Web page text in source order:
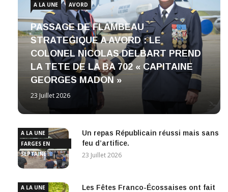
A LA UNE AVORD
PASSAGE DE FLAMBEAU
STRATEGIQUE A AVORD : LE
COLONEL NICOLAS DELBART PREND
LA TETE DE LA BA 702 « CAPITAINE
GEORGES MADON »
23 Juillet 2026
A LA UNE
FARGES EN
SEPTAINE
Un repas Républicain réussi mais sans
feu d’artifice.
23 Juillet 2026
A LA UNE
Les Fêtes Franco-Écossaises ont fait